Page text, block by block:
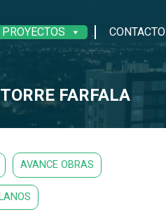
PROYECTOS CONTACTO
TORRE FARFALA
AVANCE OBRAS